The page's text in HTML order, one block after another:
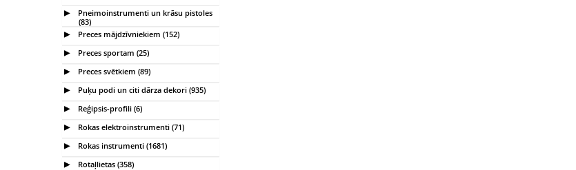
Pneimoinstrumenti un krāsu pistoles
(83)
Preces mājdzīvniekiem (152)
Preces sportam (25)
Preces svētkiem (89)
Puķu podi un citi dārza dekori (935)
Reģipsis-profili (6)
Rokas elektroinstrumenti (71)
Rokas instrumenti (1681)
Rotaļlietas (358)